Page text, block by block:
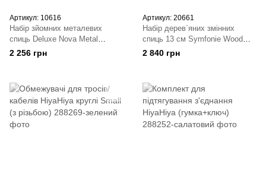
Артикул: 10616
Набір зйомних металевих
спиць Deluxe Nova Metal
KnitPro в новій упаковці
2 256 грн
Артикул: 20661
Набір дерев`яних змінних
спиць 13 см Symfonie Wood
KnitPro
2 840 грн